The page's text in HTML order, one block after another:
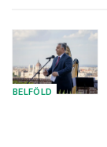
BELFÖLD